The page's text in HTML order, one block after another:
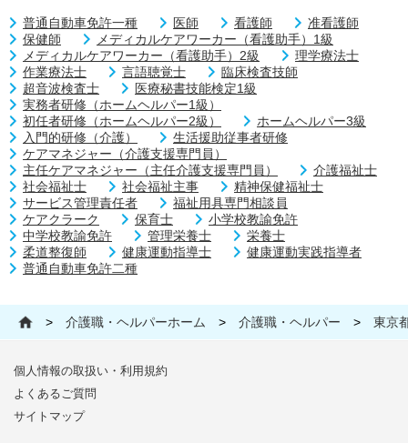
普通自動車免許一種 医師 看護師
准看護師
保健師
メディカルケアワーカー（看護助手）1級
メディカルケアワーカー（看護助手）2級
理学療法士
作業療法士
言語聴覚士
臨床検査技師
超音波検査士
医療秘書技能検定1級
実務者研修（ホームヘルパー1級）
初任者研修（ホームヘルパー2級）
ホームヘルパー3級
入門的研修（介護）
生活援助従事者研修
ケアマネジャー（介護支援専門員）
主任ケアマネジャー（主任介護支援専門員）
介護福祉士
社会福祉士
社会福祉主事
精神保健福祉士
サービス管理責任者
福祉用具専門相談員
ケアクラーク
保育士
小学校教諭免許
中学校教諭免許
管理栄養士
栄養士
柔道整復師
健康運動指導士
健康運動実践指導者
普通自動車免許二種
> 介護職・ヘルパーホーム > 介護職・ヘルパー > 東京
個人情報の取扱い・利用規約
よくあるご質問
サイトマップ